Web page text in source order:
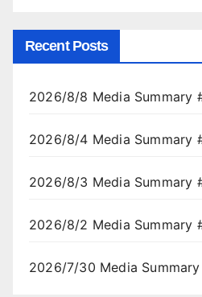
Recent Posts
2026/8/8 Media Summary
2026/8/4 Media Summary
2026/8/3 Media Summary
2026/8/2 Media Summary
2026/7/30 Media